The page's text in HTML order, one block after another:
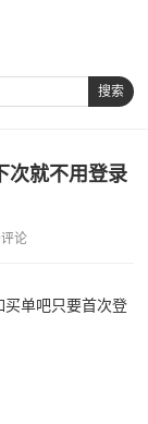
搜索
次就不用登录
论
单吧只要首次登